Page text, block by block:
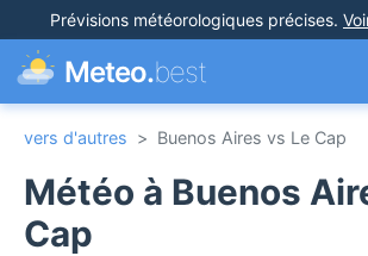
Prévisions météorologiques précises.
Meteo.best
vers d'autres > Buenos Aires vs Le Cap
Météo à Buenos
Cap